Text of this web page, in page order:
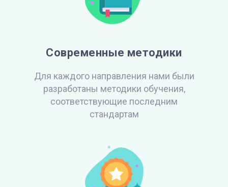
Современные методики
Для каждого направления нами были
разработаны методики обучения,
соответствующие последним
стандартам